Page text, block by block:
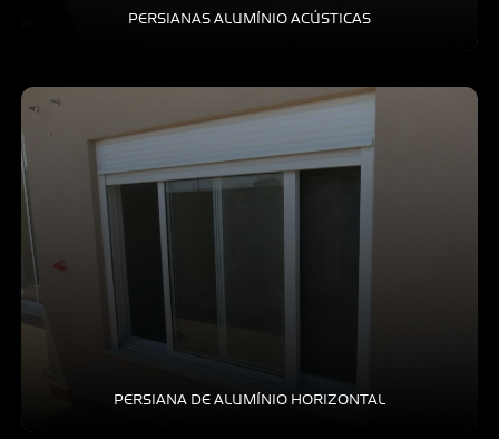
PERSIANAS ALUMÍNIO ACÚSTICAS
PERSIANA DE ALUMÍNIO HORIZONTAL